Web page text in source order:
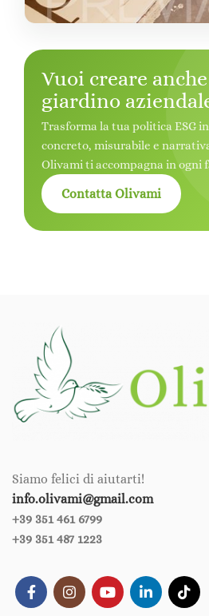
Vuoi creare
giardino
Trasforma la tua politica ESG
concreto, misurabile e
Olivami ti accompagna in ogni
Contatta Olivami
Siamo felici di aiutarti!
info.olivami@gmail.com
+39 351 461 6799‪‪
+39 351 487 1223